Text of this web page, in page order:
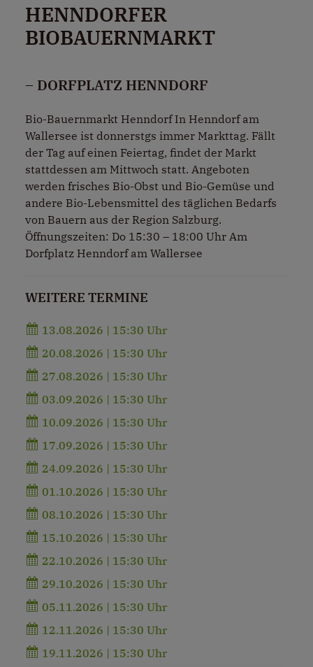
HENNDORFER
BIOBAUERNMARKT
– DORFPLATZ HENNDORF
Bio-Bauernmarkt Henndorf In Henndorf am
Wallersee ist donnerstgs immer Markttag. Fällt
der Tag auf einen Feiertag, findet der Markt
stattdessen am Mittwoch statt. Angeboten
werden frisches Bio-Obst und Bio-Gemüse und
andere Bio-Lebensmittel des täglichen Bedarfs
von Bauern aus der Region Salzburg.
Öffnungszeiten: Do 15:30 – 18:00 Uhr Am
Dorfplatz Henndorf am Wallersee
WEITERE TERMINE
13.08.2026 | 15:30 Uhr
20.08.2026 | 15:30 Uhr
27.08.2026 | 15:30 Uhr
03.09.2026 | 15:30 Uhr
10.09.2026 | 15:30 Uhr
17.09.2026 | 15:30 Uhr
24.09.2026 | 15:30 Uhr
01.10.2026 | 15:30 Uhr
08.10.2026 | 15:30 Uhr
15.10.2026 | 15:30 Uhr
22.10.2026 | 15:30 Uhr
29.10.2026 | 15:30 Uhr
05.11.2026 | 15:30 Uhr
12.11.2026 | 15:30 Uhr
19.11.2026 | 15:30 Uhr